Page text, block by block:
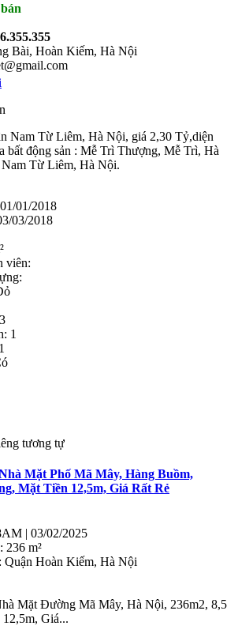
Bài, Hoàn Kiếm, Hà Nội
Nam Từ Liêm, Hà Nội, giá 2,30 Tỷ,diện
bất động sản : Mễ Trì Thượng, Mễ Trì, Hà
Từ Liêm, Hà Nội.
01/2018
03/2018
viên:
1
tương tự
Mặt Phố Mã Mây, Hàng Buồm,
Mặt Tiền 12,5m, Giá Rất Rẻ
| 03/02/2025
236 m²
Quận Hoàn Kiếm, Hà Nội
Mặt Đường Mã Mây, Hà Nội, 236m2, 8,5
Giá...